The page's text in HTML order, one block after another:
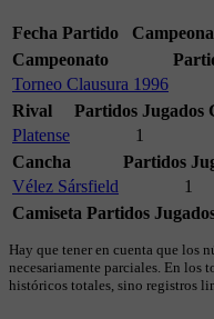
Fecha Partido
Campeonato
Torneo Clausura 1996
Rival
Partidos Jugados
Platense
1
Cancha
Partidos
Vélez Sársfield
1
Camiseta Partidos
Hay que tener en cuenta que los
necesariamente parciales. En los
históricos totales, sino registros